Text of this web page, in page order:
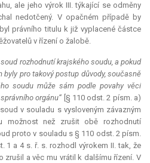
ale jeho výrok III. týkající se odměny
nedotčený. V opačném případě by
právního titulu k již vyplacené částce
v řízení o žalobě.
rozhodnutí krajského soudu, a pokud
pro takový postup důvody, současně
soudu může sám podle povahy věci
orgánu“ [§ 110 odst. 2 písm. a)
v souladu s vysloveným závazným
možnost než zrušit obě rozhodnutí
proto v souladu s § 110 odst. 2 písm.
1 a 4 s. ř. s. rozhodl výrokem II. tak, že
zrušil a věc mu vrátil k dalšímu řízení. V